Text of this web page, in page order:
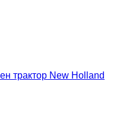
трактор New Holland